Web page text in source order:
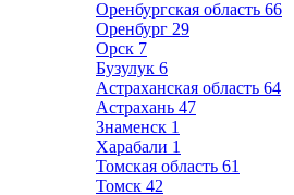
Оренбургская область 66
Оренбург 29
Орск 7
Бузулук 6
Астраханская область 64
Астрахань 47
Знаменск 1
Харабали 1
Томская область 61
Томск 42